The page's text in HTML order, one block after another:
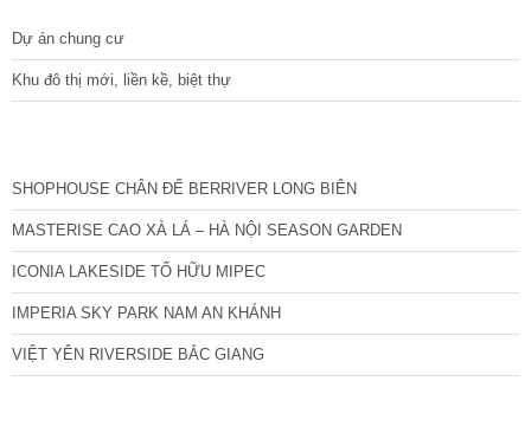
Dự án chung cư
Khu đô thị mới, liền kề, biệt thự
SHOPHOUSE CHÂN ĐẾ BERRIVER LONG BIÊN
MASTERISE CAO XÀ LÁ – HÀ NỘI SEASON GARDEN
ICONIA LAKESIDE TỐ HỮU MIPEC
IMPERIA SKY PARK NAM AN KHÁNH
VIỆT YÊN RIVERSIDE BẮC GIANG